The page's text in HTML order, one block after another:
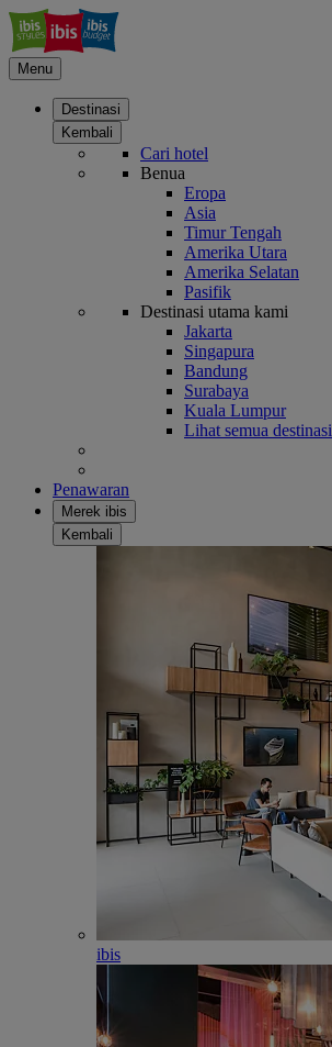
Menu
Destinasi
Kembali
Cari hotel
Benua
Eropa
Asia
Timur Tengah
Amerika Utara
Amerika Selatan
Pasifik
Destinasi utama kami
Jakarta
Singapura
Bandung
Surabaya
Kuala Lumpur
Lihat semua destinasi
Penawaran
Merek ibis
Kembali
ibis